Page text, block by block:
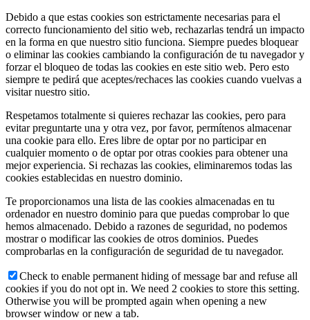
Debido a que estas cookies son estrictamente necesarias para el
correcto funcionamiento del sitio web, rechazarlas tendrá un impacto
en la forma en que nuestro sitio funciona. Siempre puedes bloquear
o eliminar las cookies cambiando la configuración de tu navegador y
forzar el bloqueo de todas las cookies en este sitio web. Pero esto
siempre te pedirá que aceptes/rechaces las cookies cuando vuelvas a
visitar nuestro sitio.
Respetamos totalmente si quieres rechazar las cookies, pero para
evitar preguntarte una y otra vez, por favor, permítenos almacenar
una cookie para ello. Eres libre de optar por no participar en
cualquier momento o de optar por otras cookies para obtener una
mejor experiencia. Si rechazas las cookies, eliminaremos todas las
cookies establecidas en nuestro dominio.
Te proporcionamos una lista de las cookies almacenadas en tu
ordenador en nuestro dominio para que puedas comprobar lo que
hemos almacenado. Debido a razones de seguridad, no podemos
mostrar o modificar las cookies de otros dominios. Puedes
comprobarlas en la configuración de seguridad de tu navegador.
Check to enable permanent hiding of message bar and refuse all
cookies if you do not opt in. We need 2 cookies to store this setting.
Otherwise you will be prompted again when opening a new
browser window or new a tab.